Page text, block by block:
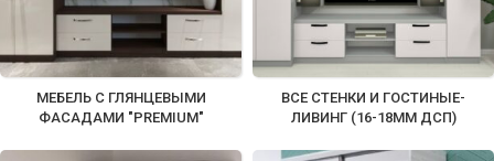
МЕБЕЛЬ С ГЛЯНЦЕВЫМИ
ФАСАДАМИ "PREMIUM"
ВСЕ СТЕНКИ И ГОСТИНЫЕ-
ЛИВИНГ (16-18ММ ДСП)